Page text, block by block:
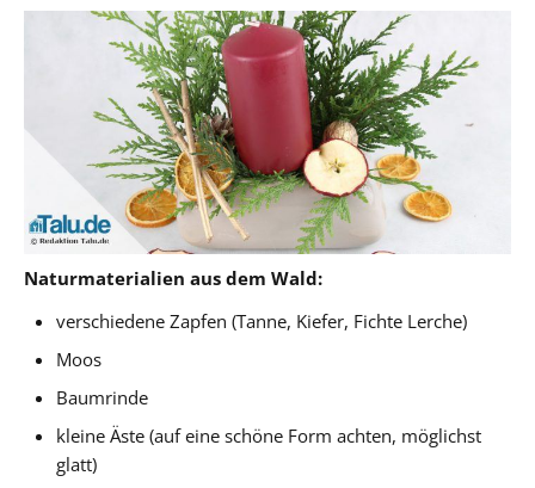
Naturmaterialien aus dem Wald:
verschiedene Zapfen (Tanne, Kiefer, Fichte Lerche)
Moos
Baumrinde
kleine Äste (auf eine schöne Form achten, möglichst
glatt)